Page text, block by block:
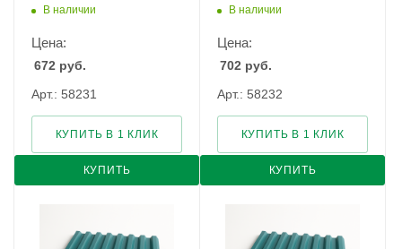
В наличии
Цена:
672 руб.
Арт.: 58231
КУПИТЬ
КУПИТЬ В 1 КЛИК
В наличии
Цена:
702 руб.
Арт.: 58232
КУПИТЬ
КУПИТЬ В 1 КЛИК